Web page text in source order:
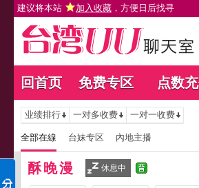
建议将本站 加入收藏 ，方便日后找寻
回首页 免费专区 点数
业绩排行 一对多收费 一对一收费
全部在線 台妹专区 內地主播
酥晚漫 休息中